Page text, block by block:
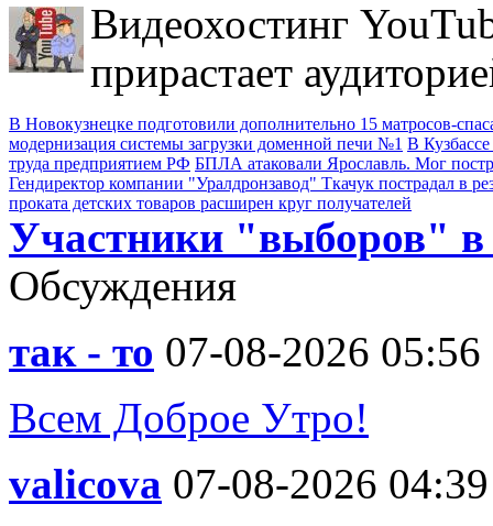
Видеохостинг
прирастает
В Новокузнецке подготовили дополнительно 15 матросов-
модернизация системы загрузки доменной печи №1 В
труда предприятием РФ БПЛА атаковали Ярославль. Мог
Гендиректор компании "Уралдронзавод" Ткачук пострадал в
проката детских товаров расширен круг получателей
Участники "выборов" в
Обсуждения
так - то 07-08-2026 05:56
Всем Доброе Утро!
valicova 07-08-2026 04:39